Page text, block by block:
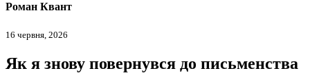
Роман Квант
16 червня, 2026
Як я знову повернувся до письменства